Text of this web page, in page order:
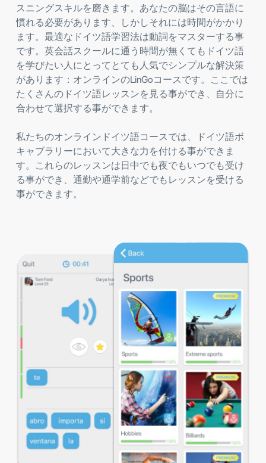
スニングスキルを磨きます。あなたの脳はその言語に
慣れる必要があります、しかしそれには時間がかかり
ます。最適なドイツ語学習法は動詞をマスターする事
です。英会話スクールに通う時間が無くてもドイツ語
を学びたい人にとってとても人気でシンプルな解決策
があります：オンラインのLinGoコースです。ここでは
たくさんのドイツ語レッスンを見る事ができ、自分に
合わせて選択する事ができます。
私たちのオンラインドイツ語コースでは、ドイツ語ボ
キャブラリーにおいて大きな力を付ける事ができま
す。これらのレッスンは日中でも夜でもいつでも受け
る事ができ、通勤や通学前などでもレッスンを受ける
事ができます。